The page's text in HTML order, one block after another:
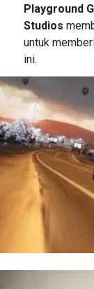
Playground
Studios
untuk
ini.